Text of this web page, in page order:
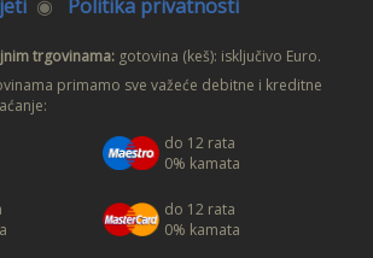
◉ Politika privatnosti
trgovinama: gotovina (keš): isključivo Euro.
primamo sve važeće debitne i kreditne
do 12 rata
0% kamata
do 12 rata
0% kamata